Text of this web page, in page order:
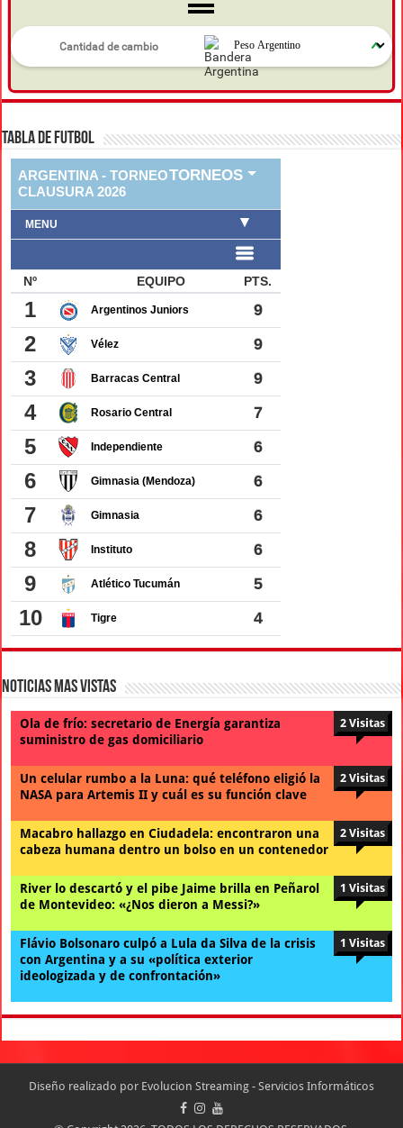
TABLA DE FUTBOL
Noticias Mas Vistas
Ola de frío: secretario de Energía garantiza
suministro de gas domiciliario
2 Visitas
Un celular rumbo a la Luna: qué teléfono eligió la
NASA para Artemis II y cuál es su función clave
2 Visitas
Macabro hallazgo en Ciudadela: encontraron una
cabeza humana dentro un bolso en un contenedor
2 Visitas
River lo descartó y el pibe Jaime brilla en Peñarol
de Montevideo: «¿Nos dieron a Messi?»
1 Visitas
Flávio Bolsonaro culpó a Lula da Silva de la crisis
con Argentina y a su «política exterior
ideologizada y de confrontación»
1 Visitas
Diseño realizado por Evolucion Streaming - Servicios Informáticos